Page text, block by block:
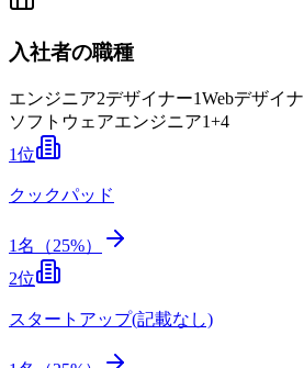
入社者の職種
エンジニア2デザイナー1Webデザイ
ソフトウェアエンジニア1+4
1位
クックパッド
1名（25%）
2位
スタートアップ(記載なし)